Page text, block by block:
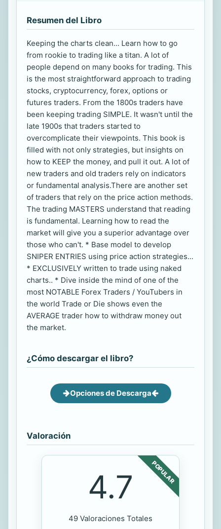
Resumen del Libro
Keeping the charts clean... Learn how to go
from rookie to trading like a titan. A lot of
people depend on many books for trading. This
is the most straightforward approach to trading
stocks, cryptocurrency, forex, options or
futures traders. From the 1800s traders have
been keeping trading SIMPLE. It wasn't until the
late 1900s that traders started to
overcomplicate their viewpoints. This book is
filled with not only strategies, but insights on
how to KEEP the money, and pull it out. A lot of
new traders and old traders rely on indicators
or fundamental analysis.There are another set
of traders that rely on the price action methods.
The trading MASTERS understand that reading
is fundamental. Learning how to read the
market will give you a superior advantage over
those who can't. * Base model to develop
SNIPER ENTRIES using price action strategies...
* EXCLUSIVELY written to trade using naked
charts.. * Dive inside the mind of one of the
most NOTABLE Forex Traders / YouTubers in
the world Trade or Die shows even the
AVERAGE trader how to withdraw money out
the market.
¿Cómo descargar el libro?
Opciones de Descarga
Valoración
POPULAR
4.7
49 Valoraciones Totales